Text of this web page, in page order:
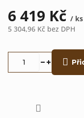
6 419 Kč / ks
5 304,96 Kč bez DPH